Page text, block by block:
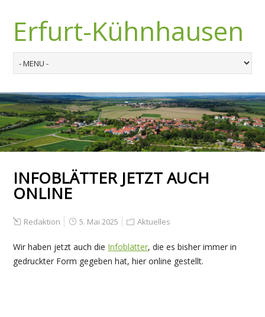
Erfurt-Kühnhausen
INFOBLÄTTER JETZT AUCH
ONLINE
Redaktion 5. Mai 2025 Aktuelles
Wir haben jetzt auch die Infoblätter, die es bisher immer in
gedruckter Form gegeben hat, hier online gestellt.